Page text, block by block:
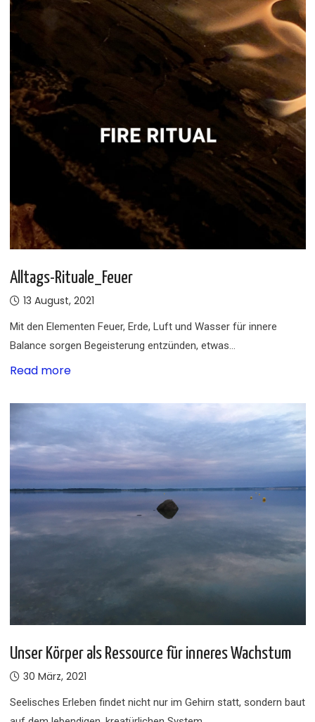
Alltags-Rituale_Feuer
13 August, 2021
Mit den Elementen Feuer, Erde, Luft und Wasser für innere
Balance sorgen Begeisterung entzünden, etwas…
Read more
Unser Körper als Ressource für inneres Wachstum
30 März, 2021
Seelisches Erleben findet nicht nur im Gehirn statt, sondern baut